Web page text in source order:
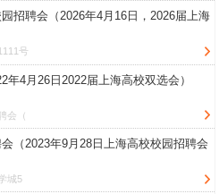
招聘会（2026年4月16日，2026届上海
号
年4月26日2022届上海高校双选会）
会（
（2023年9月28日上海高校校园招聘会
城5